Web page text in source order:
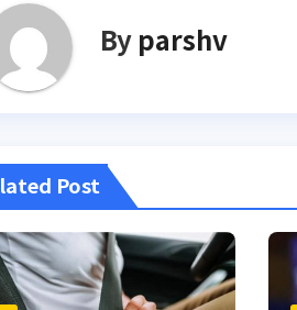
By parshv
Post